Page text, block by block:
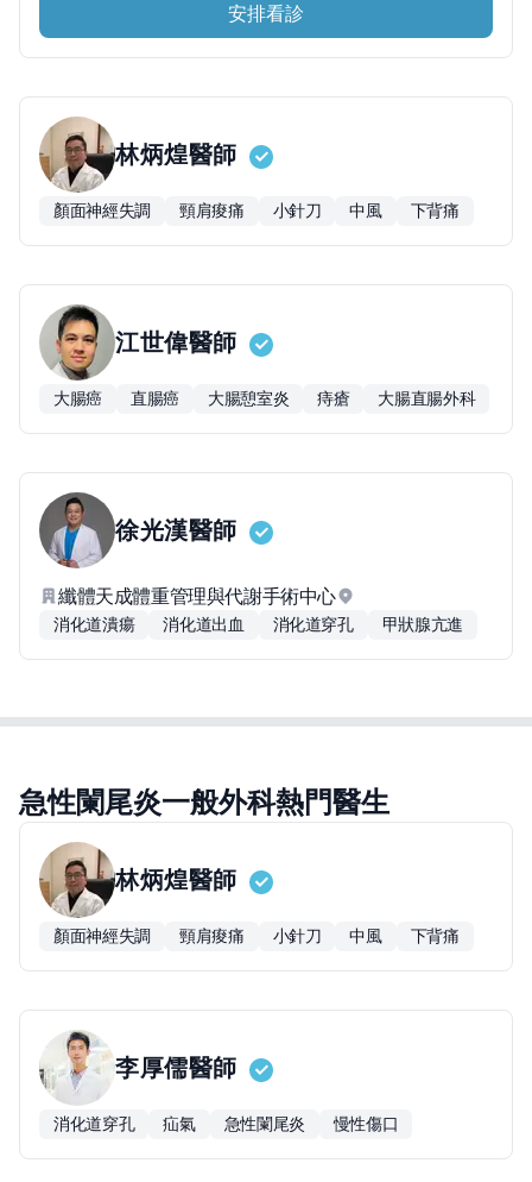
安排看診
林炳煌醫師
顏面神經失調 頸肩痠痛 小針刀 中風 下背痛
江世偉醫師
大腸癌 直腸癌 大腸憩室炎 痔瘡 大腸直腸外科
徐光漢醫師
纖體天成體重管理與代謝手術中心
消化道潰瘍 消化道出血 消化道穿孔 甲狀腺亢進
急性闌尾炎一般外科熱門醫生
林炳煌醫師
顏面神經失調 頸肩痠痛 小針刀 中風 下背痛
李厚儒醫師
消化道穿孔 疝氣 急性闌尾炎 慢性傷口